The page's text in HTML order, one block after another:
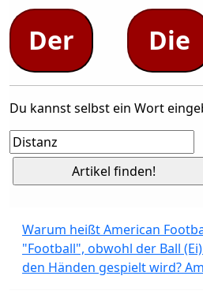
Der Die
Du kannst selbst ein Wort
Warum heißt American
"Football", obwohl der Ball
den Händen gespielt wird?